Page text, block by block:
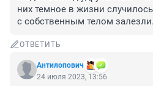
них темное в жизни
с собственным телом залезли.
ОТВЕТИТЬ
Антилопович
24 июля 2023, 13:56